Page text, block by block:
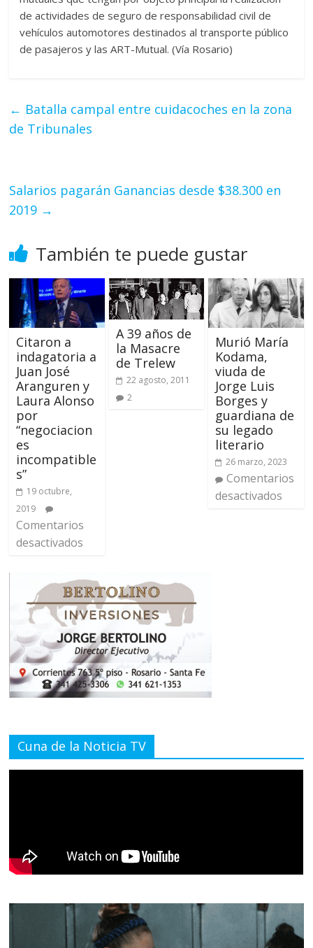
de actividades de seguro de responsabilidad civil de
vehículos automotores destinados al transporte público
de pasajeros y las ART-Mutual. (Vía Rosario)
← Batalla campal entre cuidacoches en la zona
de Tribunales
Salarios pagarán Ganancias desde $38.300 en
2019 →
También te puede gustar
Citaron a
indagatoria a
Juan José
Aranguren y
Laura Alonso
por
“negociacion
es
incompatible
s”
19 octubre,
2019
Comentarios
desactivados
A 39 años de
la Masacre
de Trelew
22 agosto, 2011
2
Murió María
Kodama,
viuda de
Jorge Luis
Borges y
guardiana de
su legado
literario
26 marzo, 2023
Comentarios
desactivados
Cuna de la Noticia TV